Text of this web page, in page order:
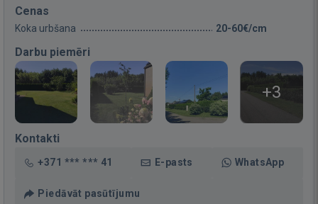
Cenas
Koka urbšana 20-60€/cm
Darbu piemēri
+3
Kontakti
+371 *** *** 41 E-pasts WhatsApp
Piedāvāt pasūtījumu